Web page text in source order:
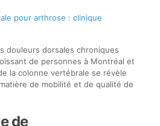
pour arthrose : clinique
douleurs dorsales chroniques
de personnes à Montréal et
la colonne vertébrale se révèle
de mobilité et de qualité de
de